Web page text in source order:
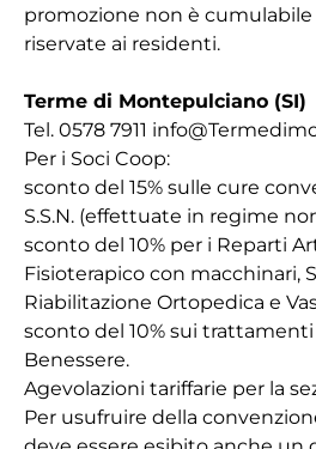
promozione non è cumulabile
riservate ai residenti.
Terme di Montepulciano (SI)
Tel. 0578 7911
Per i Soci Coop:
sconto del 15% sulle cure
S.S.N. (effettuate in regime
sconto del 10% per i Reparti
Fisioterapico con macchinari,
Riabilitazione Ortopedica e
sconto del 10% sui
Benessere.
Agevolazioni tariffarie per la
Per usufruire della